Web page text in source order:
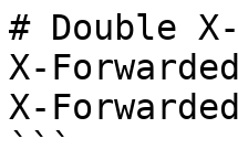
# Double
X-
X-
```